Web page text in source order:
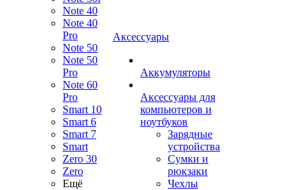
Note 40
Note 40
Pro
Note 50
Note 50
Pro
Note 60
Pro
Smart 10
Smart 6
Smart 7
Smart
Zero 30
Zero
Ещё
Аксессуары
Аккумуляторы
Аксессуары для
компьютеров и
ноутбуков
Зарядные
устройства
Сумки и
рюкзаки
Чехлы